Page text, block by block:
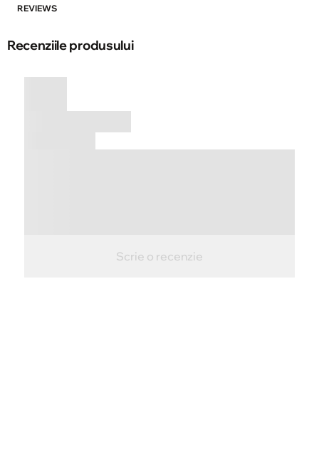
REVIEWS
Recenziile produsului
Scrie o recenzie